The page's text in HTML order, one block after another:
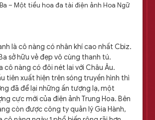
– Một tiểu hoa đa tài điện ảnh Hoa Ngữ
là cô nàng có nhân khí cao nhất Cbiz.
sở hữu vẻ đẹp vô cùng thanh tú.
cô nàng có đôi nét lai với Châu Âu.
tiên xuất hiện trên sóng truyền hình thì
đã để lại những ấn tượng lạ, một
cực mới của điện ảnh Trung Hoa. Bên
còn được công ty quản lý Gia Hành,